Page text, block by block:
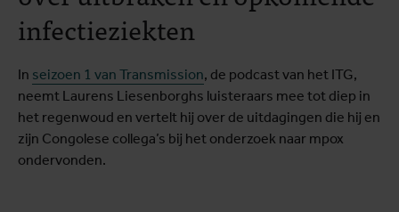
infectieziekten
In seizoen 1 van Transmission, de podcast van het ITG,
neemt Laurens Liesenborghs luisteraars mee tot diep in
het regenwoud en vertelt hij over de uitdagingen die hij en
zijn Congolese collega’s bij het onderzoek naar mpox
ondervonden.